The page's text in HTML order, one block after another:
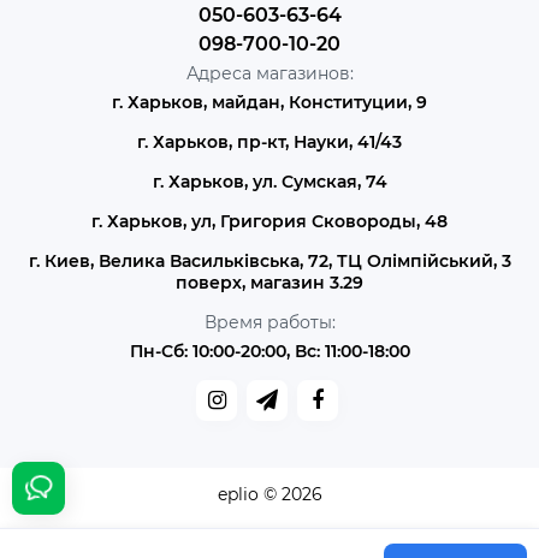
050-603-63-64
098-700-10-20
Адреса магазинов:
г. Харьков, майдан, Конституции, 9
г. Харьков, пр-кт, Науки, 41/43
г. Харьков, ул. Сумская, 74
г. Харьков, ул, Григория Сковороды, 48
г. Киев, Велика Васильківська, 72, ТЦ Олімпійський, 3
поверх, магазин 3.29
Время работы:
Пн-Сб: 10:00-20:00, Вс: 11:00-18:00
eplio © 2026